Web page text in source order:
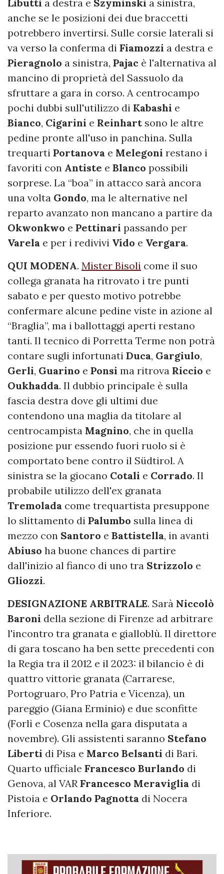
Libutti a destra e Szyminski a sinistra,
anche se le posizioni dei due braccetti
potrebbero invertirsi. Sulle corsie laterali si
va verso la conferma di Fiamozzi a destra e
Pieragnolo a sinistra, Pajac è l'alternativa al
mancino di proprietà del Sassuolo da
sfruttare a gara in corso. A centrocampo
pochi dubbi sull'utilizzo di Kabashi e
Bianco, Cigarini e Reinhartsono le altre
pedine pronte all'uso in panchina. Sulla
trequarti Portanova e Melegoni restano i
favoriti con Antiste e Blanco possibili
sorprese. La “boa” in attacco sarà ancora
una volta Gondo, ma le alternative nel
reparto avanzato non mancano a partire da
Okwonkwo e Pettinari passando per
Varela e per i redivivi Vido e Vergara.
QUI MODENA. Mister Bisoli come il suo
collega granata ha ritrovato i tre punti
sabato e per questo motivo potrebbe
confermare alcune pedine viste in azione al
“Braglia”, ma i ballottaggi aperti restano
tanti. Il tecnico di Porretta Terme non potrà
contare sugli infortunati Duca, Gargiulo,
Gerli, Guarino e Ponsi ma ritrova Riccio e
Oukhadda. Il dubbio principale è sulla
fascia destra dove gli ultimi due
contendono una maglia da titolare al
centrocampista Magnino, che in quella
posizione pur essendo fuori ruolo si è
comportato bene contro il Südtirol. A
sinistra se la giocano Cotali e Corrado. Il
probabile utilizzo dell'ex granata
Tremolada come trequartista presuppone
lo slittamento di Palumbo sulla linea di
mezzo con Santoro e Battistella, in avanti
Abiuso ha buone chances di partire
dall'inizio al fianco di uno tra Strizzolo e
Gliozzi.
DESIGNAZIONE ARBITRALE. Sarà Niccolò
Baroni della sezione di Firenze ad arbitrare
l'incontro tra granata e gialloblù. Il direttore
di gara toscano ha ben sette precedenti con
la Regia tra il 2012 e il 2023: il bilancio è di
quattro vittorie granata (Carrarese,
Portogruaro, Pro Patria e Vicenza), un
pareggio (Giana Erminio) e due sconfitte
(Forlì e Cosenza nella gara disputata a
novembre). Gli assistenti saranno Stefano
Liberti di Pisa e Marco Belsanti di Bari.
Quarto ufficiale Francesco Burlando di
Genova, al VAR Francesco Meraviglia di
Pistoia e Orlando Pagnotta di Nocera
Inferiore.